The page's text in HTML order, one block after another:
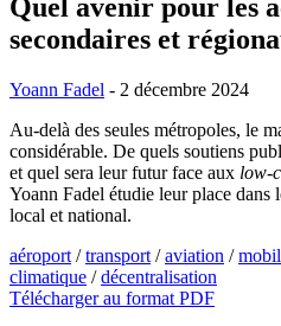
Quel avenir pour les
secondaires et
Yoann Fadel - 2 décembre 2024
Au-delà des seules métropoles, le
considérable. De quels soutiens
et quel sera leur futur face aux low-
Yoann Fadel étudie leur place dans
local et national.
aéroport /transport /aviation /
climatique /décentralisation
Télécharger au format PDF